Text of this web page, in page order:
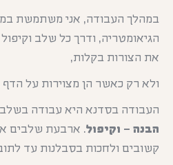
במהלך העבודה, אני משתמשת
הגיאומטריה, ודרך כל שלב
את הצורות בקלות,
ולא רק כאשר הן מצוירות על
העבודה בסדנא היא עבודה
הבנה – וקיפול. ארבעת שלבים
קשובים ולחכות בסבלנות עד